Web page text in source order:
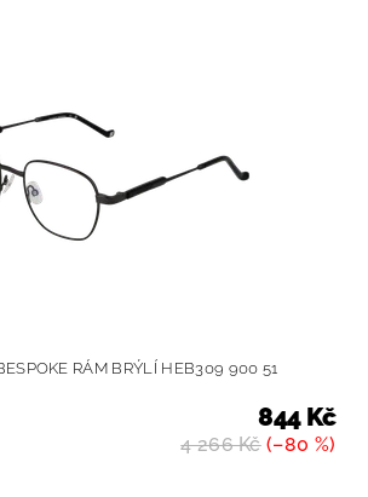
RÁM BRÝLÍ HEB309 900 51
4 266 Kč(–80 %)
844 Kč